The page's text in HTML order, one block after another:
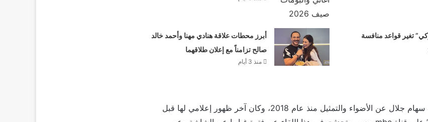
تغير قواعد منافسة
أبرز محطات علاقة هنادي مهنا وأحمد خالد
صالح تزامناً مع إعلان طلاقهما
منذ 3 أيام
وغابت الفنانة المصرية الراحلة سهام جلال عن الأضواء والتمثيل منذ عام 2018، وكان آخر ظهور إعلامي لها قبل